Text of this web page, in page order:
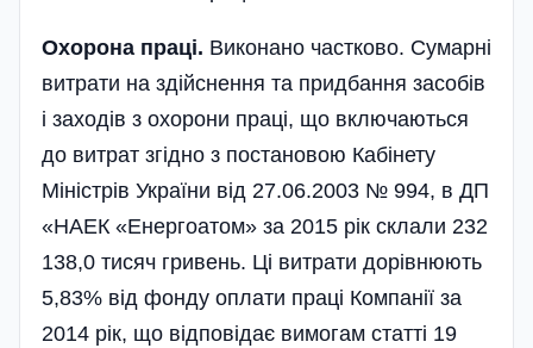
Охорона праці. Виконано частково. Сумарні
витрати на здійснення та придбання засобів
і заходів з охорони праці, що включаються
до витрат згідно з постановою Кабінету
Міністрів України від 27.06.2003 № 994, в ДП
«НАЕК «Енергоатом» за 2015 рік склали 232
138,0 тисяч гривень. Ці витрати дорівнюють
5,83% від фонду оплати праці Компанії за
2014 рік, що відповідає вимогам статті 19